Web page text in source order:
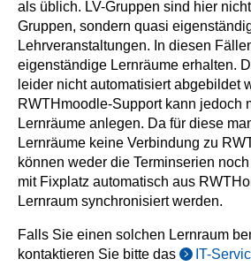
als üblich. LV-Gruppen sind hier
Gruppen, sondern quasi
Lehrveranstaltungen. In diesen
eigenständige Lernräume erhalten.
leider nicht automatisiert abgebildet
RWTHmoodle-Support kann jedoch
Lernräume anlegen. Da für diese
Lernräume keine Verbindung zu
können weder die Terminserien
mit Fixplatz automatisch aus
Lernraum synchronisiert werden.
Falls Sie einen solchen Lernraum
kontaktieren Sie bitte das
IT-